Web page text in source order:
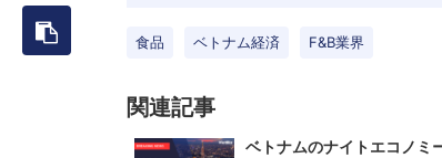
食品 ベトナム経済 F&B業界
関連記事
ベトナムのナイトエコノミ